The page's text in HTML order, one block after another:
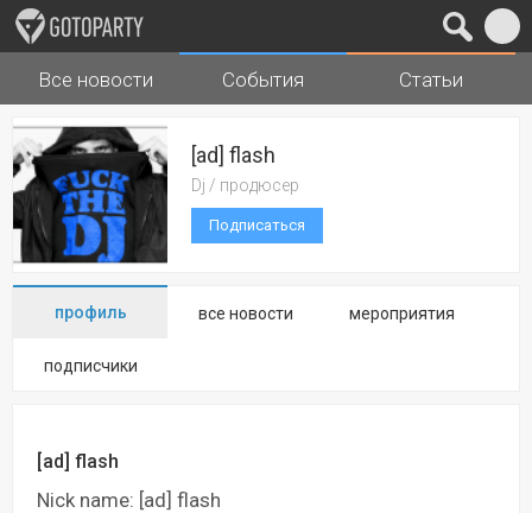
Города Музыка
Все новости События Статьи
[ad] flash
Dj / продюсер
Подписаться
профиль все новости мероприятия
подписчики
[ad] flash
Nick name: [ad] flash